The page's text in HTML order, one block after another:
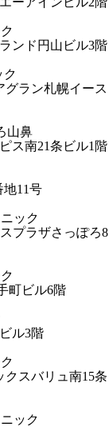
ンド円山ビル3階
ク
グラン札幌イース
山鼻
ス南21条ビル1階
地11号
ック
プラザさっぽろ8
町ビル6階
ル3階
クスバリュ南15条
ック